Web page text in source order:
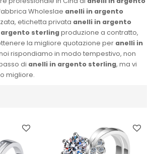
Wholeslae anelli in argento
etichetta privata anelli in argento
argento sterlingproduzione a contratto,
la migliore quotazione per anelli in
rispondiamo in modo tempestivo, non
di anelli in argento sterling, ma vi
migliore.